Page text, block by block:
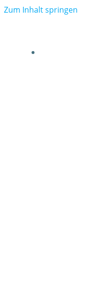
Zum Inhalt springen